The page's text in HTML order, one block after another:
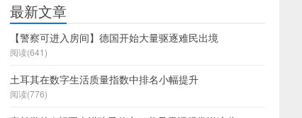
最新文章
【警察可进入房间】德国开始大量驱逐难民出境
阅读(641)
土耳其在数字生活质量指数中排名小幅提升
阅读(776)